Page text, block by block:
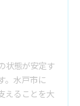
状態が安定す
。水戸市に
えることを大